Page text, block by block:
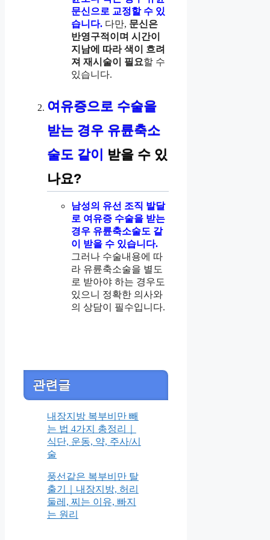
문신으로 교정할 수 있
습니다. 다만, 문신은
반영구적이며 시간이
지남에 따라 색이 흐려
져 재시술이 필요할 수
있습니다.
여유증으로 수술을
받는 경우 유륜축소
술도 같이
받을 수 있
나요?
남성의 유선 조직 발달
로 여유증 수술을 받는
경우 유륜축소술도 같
이 받을 수 있습니다.
그러나 수술내용에 따
라 유륜축소술을 별도
로 받아야 하는 경우도
있으니 정확한 의사와
의 상담이 필수입니다.
관련글
내장지방 복부비만 빼
는 법 4가지 총정리｜
식단, 운동, 약, 주사/시
술
풍선같은 복부비만 탈
출기｜내장지방, 허리
둘레, 찌는 이유, 빠지
는 원리